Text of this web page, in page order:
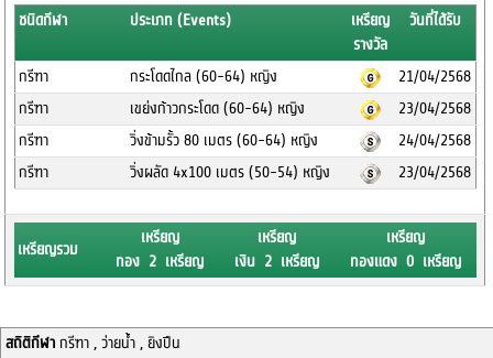
ชนิดกีฬา ประเภท (Events)
เหรียญ
รางวัล
วันที่ได้รับ
กรีฑา กระโดดไกล (60-64) หญิง
21/04/2568
กรีฑา
เขย่งก้าวกระโดด (60-64) หญิง
23/04/2568
กรีฑา
วิ่งข้ามรั้ว 80 เมตร (60-64) หญิง
24/04/2568
กรีฑา
วิ่งผลัด 4x100 เมตร (50-54) หญิง 23/04/2568
เหรียญรวม
เหรียญ
ทอง 2 เหรียญ
เหรียญ
เงิน 2 เหรียญ
เหรียญ
ทองแดง 0 เหรียญ
สถิติกีฬากรีฑา , ว่ายน้ำ , ยิงปืน